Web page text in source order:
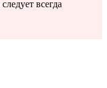
всегда